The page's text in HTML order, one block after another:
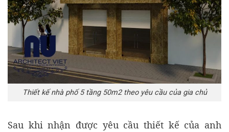
Thiết kế nhà phố 5 tầng 50m2 theo yêu cầu của gia chủ
Sau khi nhận được yêu cầu thiết kế của anh